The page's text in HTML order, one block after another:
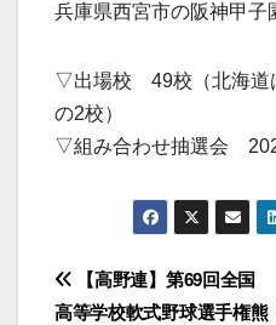
兵庫県西宮市の阪神甲子
▽出場校 49校（北海道
の2校）
▽組み合わせ抽選会
投【高野連】第69回全国
高等学校軟式野球選手権熊